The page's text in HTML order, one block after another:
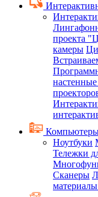
проекта
камеры
Ноутбуки
Тележки
Сканеры